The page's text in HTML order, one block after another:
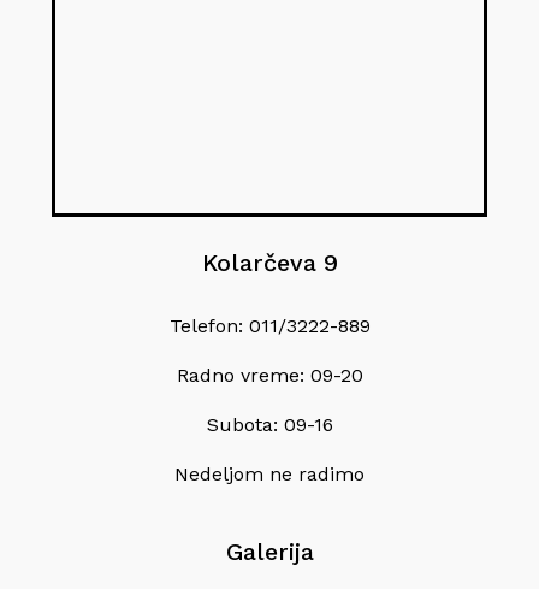
Kolarčeva 9
Telefon: 011/3222-889
Radno vreme: 09-20
Subota: 09-16
Nedeljom ne radimo
Galerija